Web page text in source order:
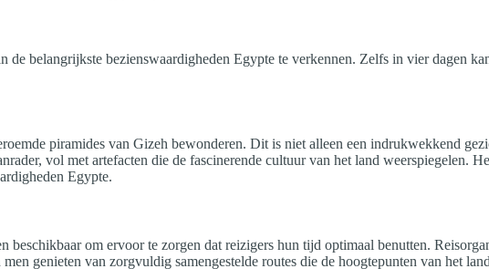
belangrijkste bezienswaardigheden Egypte te verkennen. Zelfs in vier dagen
piramides van Gizeh bewonderen. Dit is niet alleen een indrukwekkend
vol met artefacten die de fascinerende cultuur van het land weerspiegelen.
Egypte.
beschikbaar om ervoor te zorgen dat reizigers hun tijd optimaal benutten.
genieten van zorgvuldig samengestelde routes die de hoogtepunten van het